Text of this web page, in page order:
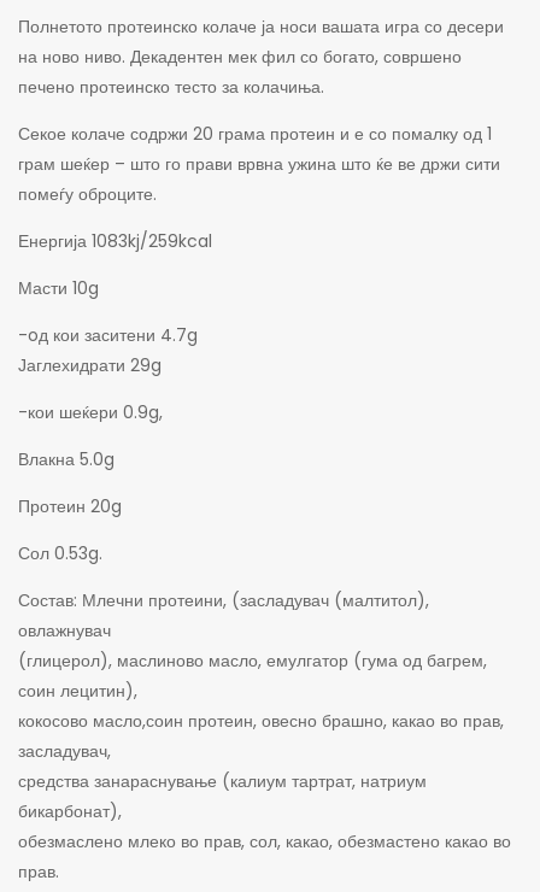
Полнетото протеинско колаче ја носи вашата игра со десери
на ново ниво. Декадентен мек фил со богато, совршено
печено протеинско тесто за колачиња.
Секое колаче содржи 20 грама протеин и е со помалку од 1
грам шеќер – што го прави врвна ужина што ќе ве држи сити
помеѓу оброците.
Енергија 1083kj/259kcal
Масти 10g
-oд кои заситени 4.7g
Јаглехидрати 29g
-кои шеќери 0.9g,
Влакна 5.0g
Протеин 20g
Сол 0.53g.
Состав: Млечни протеини, (засладувач (малтитол),
овлажнувач
(глицерол), маслиново масло, емулгатор (гума од багрем,
соин лецитин),
кокосово масло,соин протеин, овесно брашно, какао во прав,
засладувач,
средства занараснување (калиум тартрат, натриум
бикарбонат),
обезмаслено млеко во прав, сол, какао, обезмастено какао во
прав.